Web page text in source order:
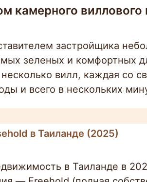
камерного виллового
застройщика
зеленых и комфортных
вилл, каждая со
и всего в нескольких
в Таиланде (2025)
в Таиланде в